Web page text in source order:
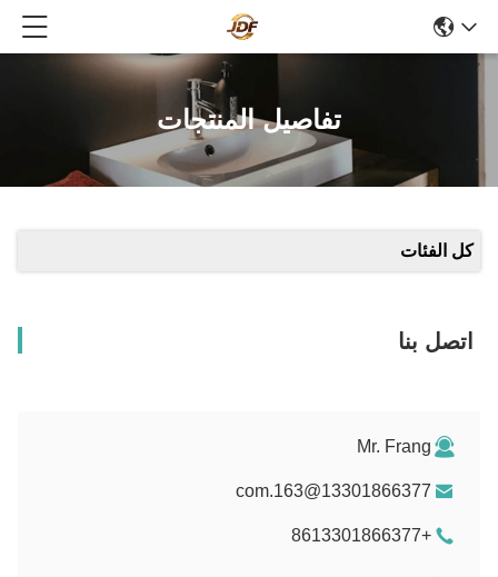
تفاصيل المنتجات
كل الفئات
اتصل بنا
Mr. Frang
13301866377@163.com
+8613301866377